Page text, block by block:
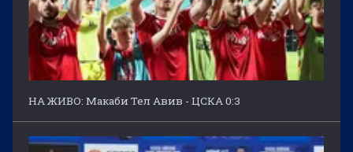
НА ЖИВО: Макаби Тел Авив - ЦСКА 0:3